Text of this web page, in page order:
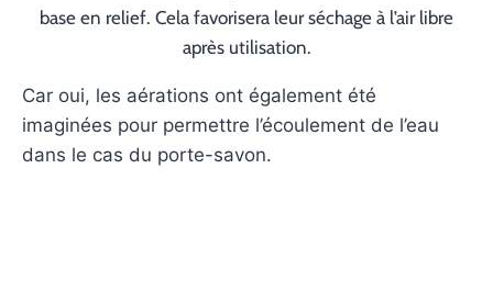
base en relief. Cela favorisera leur séchage à l’air libre
après utilisation.
Car oui, les aérations ont également été
imaginées pour permettre l’écoulement de l’eau
dans le cas du porte-savon.